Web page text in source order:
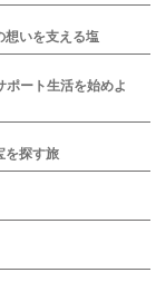
いを支える塩
ート生活を始めよ
を探す旅